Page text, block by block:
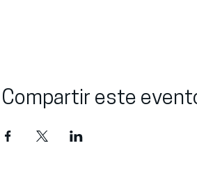
Compartir este